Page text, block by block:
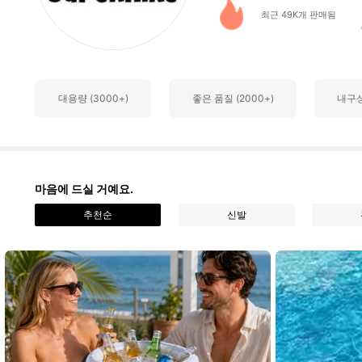
4K 팔로워
4.89
4K 팔로워
최근 49K개 판매됨
대용량 (3000+) 좋은 품질 (2000+) 내구
마음에 드실 거예요.
추천순 신발